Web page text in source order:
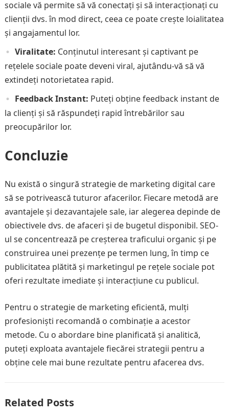
sociale vă permite să vă conectați și să interacționați cu
clienții dvs. în mod direct, ceea ce poate crește loialitatea
și angajamentul lor.
Viralitate: Conținutul interesant și captivant pe
rețelele sociale poate deveni viral, ajutându-vă să vă
extindeți notorietatea rapid.
Feedback Instant: Puteți obține feedback instant de
la clienți și să răspundeți rapid întrebărilor sau
preocupărilor lor.
Concluzie
Nu există o singură strategie de marketing digital care
să se potrivească tuturor afacerilor. Fiecare metodă are
avantajele și dezavantajele sale, iar alegerea depinde de
obiectivele dvs. de afaceri și de bugetul disponibil. SEO-
ul se concentrează pe creșterea traficului organic și pe
construirea unei prezențe pe termen lung, în timp ce
publicitatea plătită și marketingul pe rețele sociale pot
oferi rezultate imediate și interacțiune cu publicul.
Pentru o strategie de marketing eficientă, mulți
profesioniști recomandă o combinație a acestor
metode. Cu o abordare bine planificată și analitică,
puteți exploata avantajele fiecărei strategii pentru a
obține cele mai bune rezultate pentru afacerea dvs.
Related Posts